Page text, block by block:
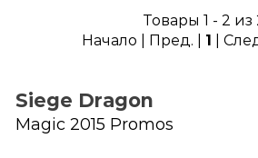
Товары 1 - 2 из
Начало | Пред. | 1 |
Siege Dragon
Magic 2015 Promos